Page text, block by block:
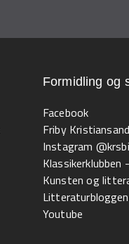
Formidling og
Facebook
Friby Kristiansand
Instagram
Klassikerklubben
Kunsten og
Litteraturbloggen
Youtube